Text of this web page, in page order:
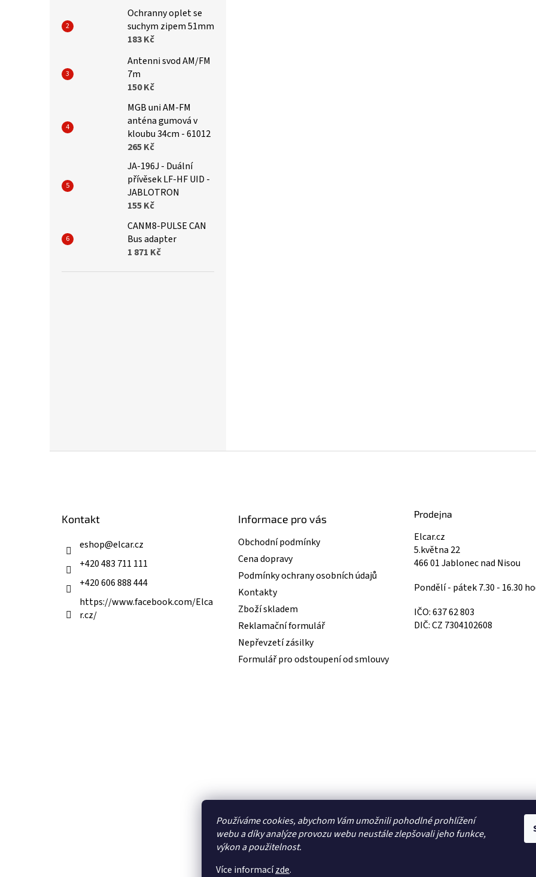
Používáme cookies, abychom Vám umožnili pohodlné prohlížení
webu a díky analýze provozu webu neustále zlepšovali jeho funkce,
výkon a použitelnost.
Více informacízde.
Ochranny oplet se
suchym zipem 51mm
183 Kč
Antenni svod AM/FM
7m
150 Kč
MGB uni AM-FM
anténa gumová v
kloubu 34cm - 61012
265 Kč
JA-196J - Duální
přívěsek LF-HF UID -
JABLOTRON
155 Kč
CANM8-PULSE CAN
Bus adapter
1 871 Kč
Kontakt
eshop@elcar.cz
+420 483 711 111
+420 606 888 444
https://www.facebook.com/Elca
r.cz/
Informace pro vás
Obchodní podmínky
Cena dopravy
Podmínky ochrany osobních údajů
Kontakty
Zboží skladem
Reklamační formulář
Nepřevzetí zásilky
Formulář pro odstoupení od smlouvy
Prodejna
Elcar.cz
5.května 22
466 01 Jablonec nad Nisou
Pondělí - pátek 7.30 - 16.30
IČO: 637 62 803
DIČ: CZ 7304102608